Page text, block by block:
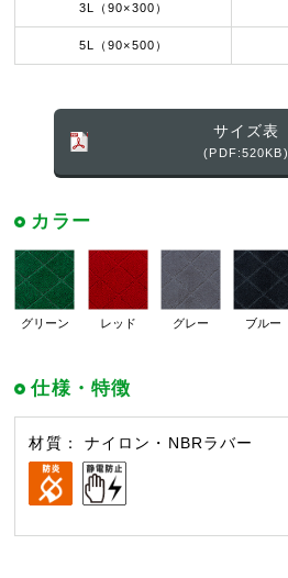
3L（90×300）
5L（90×500）
サイズ表
(PDF:520KB)
カラー
グリーン レッド グレー ブルー
仕様・特徴
材質： ナイロン・NBRラバー